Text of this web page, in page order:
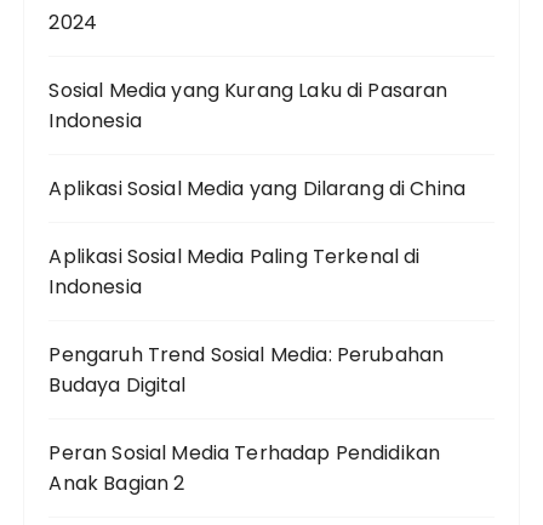
2024
Sosial Media yang Kurang Laku di Pasaran
Indonesia
Aplikasi Sosial Media yang Dilarang di China
Aplikasi Sosial Media Paling Terkenal di
Indonesia
Pengaruh Trend Sosial Media: Perubahan
Budaya Digital
Peran Sosial Media Terhadap Pendidikan
Anak Bagian 2